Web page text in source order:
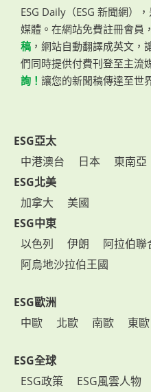
ESG Daily（ESG 新聞網）
媒體。在網站免費註冊會員
稿 ，網站自動翻譯成英文
們同時提供付費刊登至主流
詢！ 讓您的新聞稿傳達至世
ESG亞太
中港澳台
日本 東南亞
ESG北美
加拿大
美國
ESG中東
以色列
伊朗
阿拉伯聯
阿烏地沙拉伯王國
ESG歐洲
中歐
北歐 南歐 東歐
ESG全球
ESG政策
ESG風雲人物